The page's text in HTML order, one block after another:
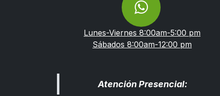
Lunes-Viernes 8:00am-5:00 pm
Sábados 8:00am-12:00 pm
Atención Presencial: